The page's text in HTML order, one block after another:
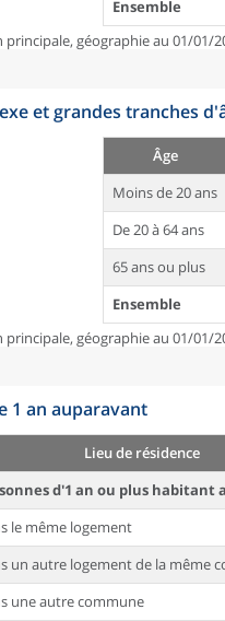
Ensemble
géographie au 01/01/
et grandes tranches
Âge
Moins de 20 ans
De 20 à 64 ans
65 ans ou plus
Ensemble
géographie au 01/01/
1 an auparavant
Lieu de résidence
d'1 an ou plus habitant
le même logement
un autre logement de la même
une autre commune